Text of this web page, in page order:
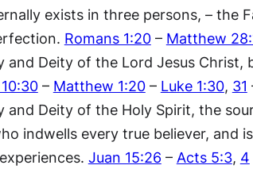
exists in three persons, – the
Romans 1:20– Matthew
and Deity of the Lord Jesus
– Matthew 1:20– Luke 1:30, 31
and Deity of the Holy Spirit, the
indwells every true believer,
Juan 15:26 – Acts 5:3, 4